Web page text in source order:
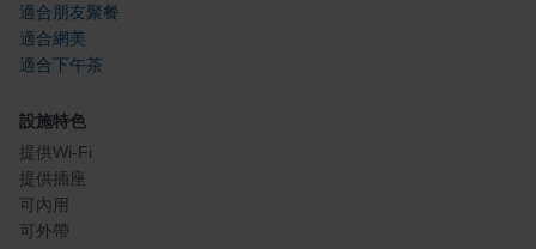
適合朋友聚餐
適合網美
適合下午茶
設施特色
提供Wi-Fi
提供插座
可內用
可外帶